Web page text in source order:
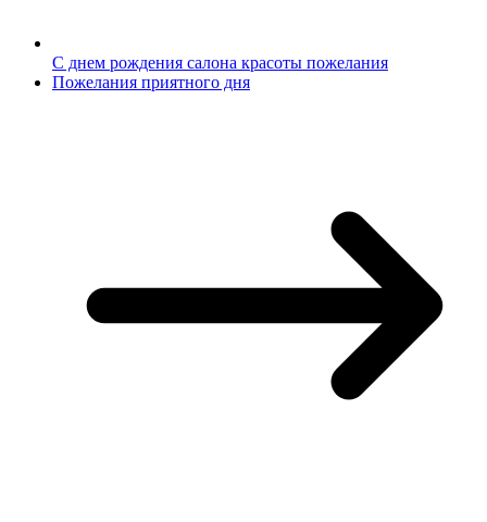
С днем рождения салона красоты пожелания
Пожелания приятного дня